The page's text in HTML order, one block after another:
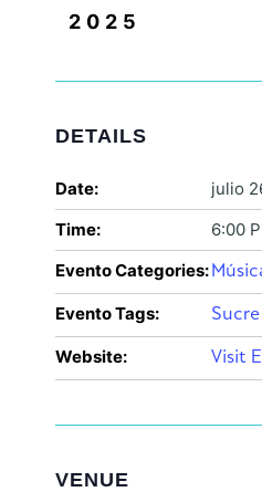
2025
DETAILS
Date:
julio
Time:
6:00
Evento Categories:
Evento Tags:
Website: Visit
VENUE